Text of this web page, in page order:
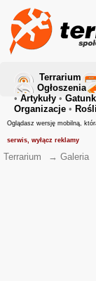
Terrarium
Ogłoszenia
• Artykuły •
Organizacje •
Oglądasz wersję mobilną,
serwis, wyłącz reklamy
Terrarium → Galeria